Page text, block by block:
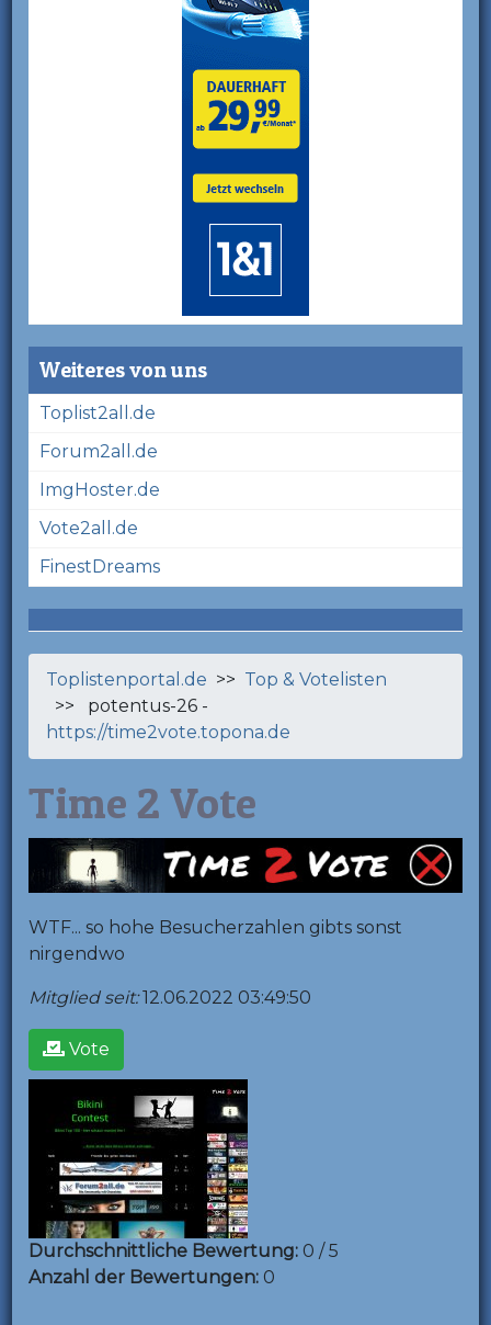
Weiteres von uns
Toplist2all.de
Forum2all.de
ImgHoster.de
Vote2all.de
FinestDreams
Toplistenportal.de >> Top & Votelisten
>> potentus-26 -
https://time2vote.topona.de
Time 2 Vote
WTF... so hohe Besucherzahlen gibts sonst
nirgendwo
Mitglied seit:12.06.2022 03:49:50
Vote
Durchschnittliche Bewertung: 0 / 5
Anzahl der Bewertungen: 0